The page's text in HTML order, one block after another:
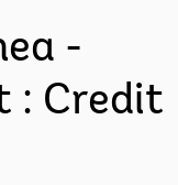
-
: Credit